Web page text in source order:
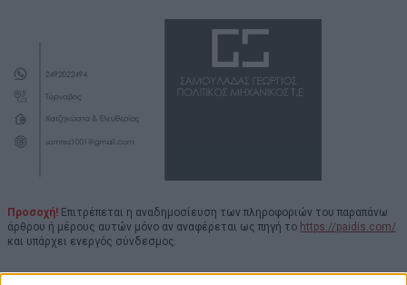
Προσοχή! Επιτρέπεται η αναδημοσίευση των πληροφοριών του παραπάνω
άρθρου ή μέρους αυτών μόνο αν αναφέρεται ως πηγή το https://paidis.com/
και υπάρχει ενεργός σύνδεσμος.